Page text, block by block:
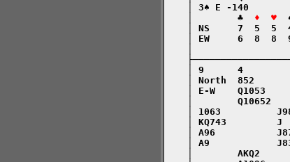
│ 3♠ E -140
    │        ♣
♦  ♥
│ NS     7  5  5
│ EW     6  8  8
│
│ 9      4
│ North  852
│ E-W    Q1053
│        Q10652
│ 1063
│ KQ743         J
│ A96
│ A9
│        AKQ2